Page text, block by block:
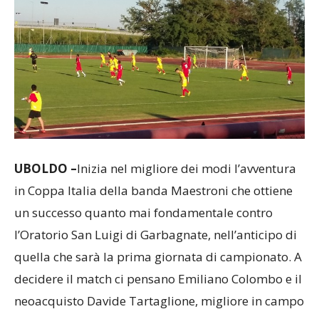
UBOLDO –Inizia nel migliore dei modi l’avventura
in Coppa Italia della banda Maestroni che ottiene
un successo quanto mai fondamentale contro
l’Oratorio San Luigi di Garbagnate, nell’anticipo di
quella che sarà la prima giornata di campionato. A
decidere il match ci pensano Emiliano Colombo e il
neoacquisto Davide Tartaglione, migliore in campo